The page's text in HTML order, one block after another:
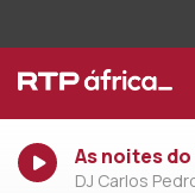
As noites
DJ Carlos